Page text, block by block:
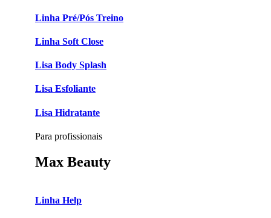
Linha Pré/Pós Treino
Linha Soft Close
Lisa Body Splash
Lisa Esfoliante
Lisa Hidratante
Para profissionais
Max Beauty
Linha Help